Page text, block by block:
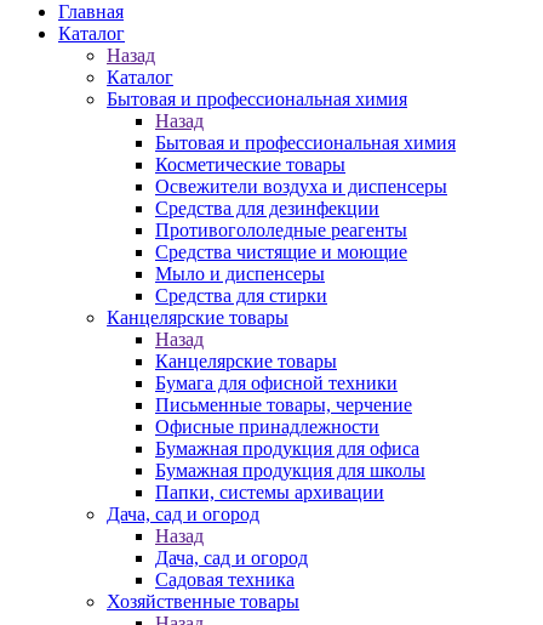
Главная
Каталог
Назад
Каталог
Бытовая и профессиональная химия
Назад
Бытовая и профессиональная химия
Косметические товары
Освежители воздуха и диспенсеры
Средства для дезинфекции
Противогололедные реагенты
Средства чистящие и моющие
Мыло и диспенсеры
Средства для стирки
Канцелярские товары
Назад
Канцелярские товары
Бумага для офисной техники
Письменные товары, черчение
Офисные принадлежности
Бумажная продукция для офиса
Бумажная продукция для школы
Папки, системы архивации
Дача, сад и огород
Назад
Дача, сад и огород
Садовая техника
Хозяйственные товары